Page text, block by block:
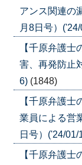
アンス関連の
月8日号）
【千原弁護
害、再発防止
6) (1848)
【千原弁護
業員による営
日号）('24/01/
【千原弁護